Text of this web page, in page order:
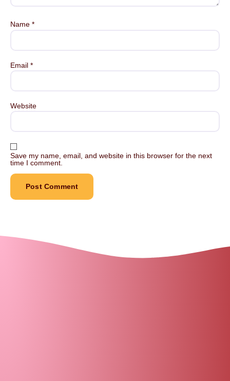
Name *
Email *
Website
Save my name, email, and website in this browser for the next
time I comment.